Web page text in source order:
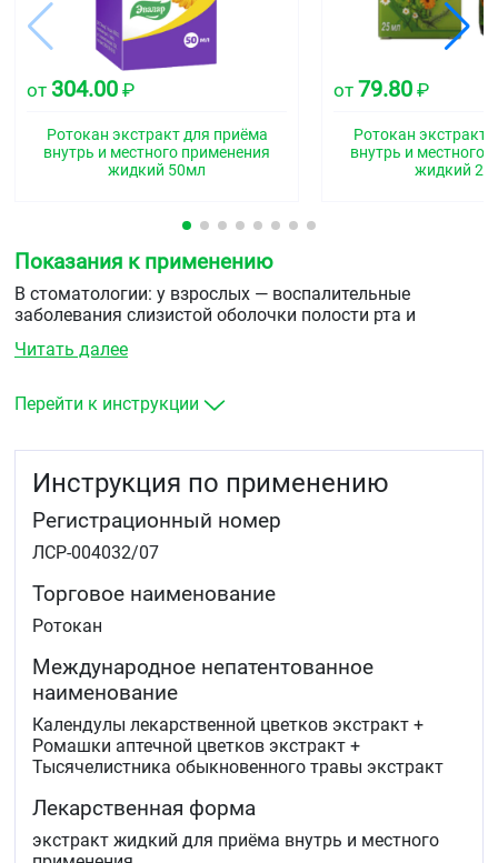
от 304.00 ₽
Ротокан экстракт для приёма
внутрь и местного применения
жидкий 50мл
от79.80 ₽
Ротокан экстракт
внутрь и местного
жидкий
Показания к применению
В стоматологии: у взрослых — воспалительные
заболевания слизистой оболочки полости рта и
пародонтит, язвенно-некротический гингивостоматит).
В гастроэнтерологии: гастродуодениты, хронические
энтериты и колиты (в комплексном лечении).
Читать далее
Перейти к инструкции
Инструкция по применению
Регистрационный номер
ЛСР-004032/07
Торговое наименование
Ротокан
Международное непатентованное
наименование
Календулы лекарственной цветков экстракт +
Ромашки аптечной цветков экстракт +
Тысячелистника обыкновенного травы экстракт
Лекарственная форма
экстракт жидкий для приёма внутрь и местного